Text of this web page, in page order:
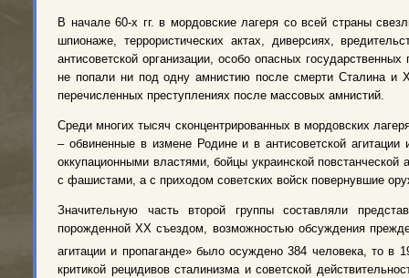
В начале 60-х гг. в мордовские лагеря со всей страны
шпионаже, террористических актах, диверсиях,
антисоветской организации, особо опасных
не попали ни под одну амнистию после смерти Сталина и
перечисленных преступлениях после массовых амнистий.
Среди многих тысяч сконцентрированных в мордовских
– обвиненные в измене Родине и в антисоветской
оккупационными властями, бойцы украинской
с фашистами, а с приходом советских войск повернувшие
Значительную часть второй группы составляли
порожденной ХХ съездом, возможностью обсуждения
агитации и пропаганде» было осуждено 384 человека, то в
критикой рецидивов сталинизма и советской